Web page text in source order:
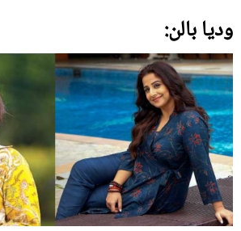
ودیا بالن: